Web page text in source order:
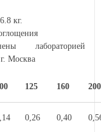
кг.
лабораторией
Москва
125 160 200
0,26 0,40